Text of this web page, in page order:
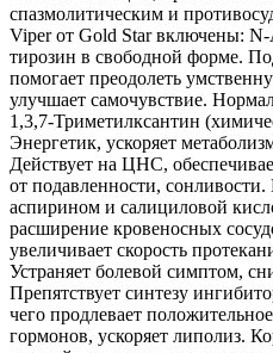
спазмолитическим и
Viper от Gold Star включены:
тирозин в свободной форме.
помогает преодолеть
улучшает самочувствие.
1,3,7-Триметилксантин
Энергетик, ускоряет
Действует на ЦНС,
от подавленности,
аспирином и салициловой
расширение кровеносных
увеличивает скорость
Устраняет болевой симптом,
Препятствует синтезу
чего продлевает
гормонов, ускоряет липолиз.